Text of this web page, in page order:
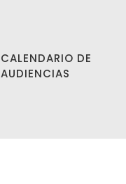
CALENDARIO DE
AUDIENCIAS